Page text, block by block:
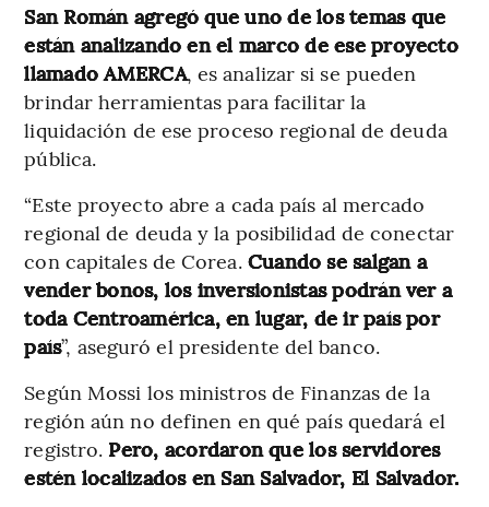
San Román agregó que uno de los temas que
están analizando en el marco de ese proyecto
llamado AMERCA, es analizar si se pueden
brindar herramientas para facilitar la
liquidación de ese proceso regional de deuda
pública.
“Este proyecto abre a cada país al mercado
regional de deuda y la posibilidad de conectar
con capitales de Corea. Cuando se salgan a
vender bonos, los inversionistas podrán ver a
toda Centroamérica, en lugar, de ir país por
país”, aseguró el presidente del banco.
Según Mossi los ministros de Finanzas de la
región aún no definen en qué país quedará el
registro. Pero, acordaron que los servidores
estén localizados en San Salvador, El Salvador.